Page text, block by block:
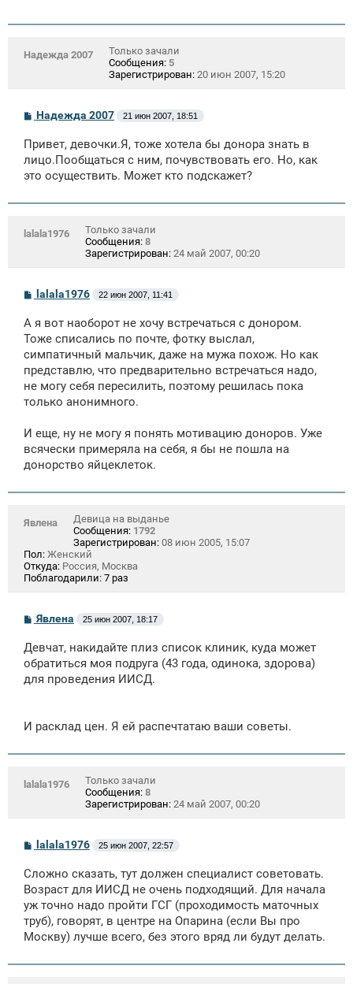
Надежда 2007
Только зачали
Сообщения: 5
Зарегистрирован: 20 июн 2007, 15:20
С
б
щ
н
е
Надежда 2007 21 июн 2007, 18:51
Привет, девочки.Я, тоже хотела бы донора знать в
лицо.Пообщаться с ним, почувствовать его. Но, как
это осуществить. Может кто подскажет?
lalala1976
Только зачали
Сообщения: 8
Зарегистрирован: 24 май 2007, 00:20
С
б
щ
н
и
lalala1976 22 июн 2007, 11:41
А я вот наоборот не хочу встречаться с донором.
Тоже списались по почте, фотку выслал,
симпатичный мальчик, даже на мужа похож. Но как
представлю, что предварительно встречаться надо,
не могу себя пересилить, поэтому решилась пока
только анонимного.
И еще, ну не могу я понять мотивацию доноров. Уже
всячески примеряла на себя, я бы не пошла на
донорство яйцеклеток.
Явлена
Девица на выданье
Сообщения: 1792
Зарегистрирован: 08 июн 2005, 15:07
Пол: Женский
Откуда: Россия, Москва
Поблагодарили: 7 раз
С
б
щ
н
Явлена 25 июн 2007, 18:17
Девчат, накидайте плиз список клиник, куда может
обратиться моя подруга (43 года, одинока, здорова)
для проведения ИИСД.
И расклад цен. Я ей распечтатаю ваши советы.
lalala1976
Только зачали
Сообщения: 8
Зарегистрирован: 24 май 2007, 00:20
С
б
щ
н
и
е
lalala1976 25 июн 2007, 22:57
Сложно сказать, тут должен специалист советовать.
Возраст для ИИСД не очень подходящий. Для начала
уж точно надо пройти ГСГ (проходимость маточных
труб), говорят, в центре на Опарина (если Вы про
Москву) лучше всего, без этого вряд ли будут делать.